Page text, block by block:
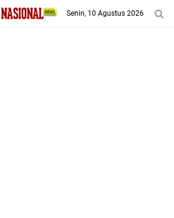
Senin, 10 Agustus 2026